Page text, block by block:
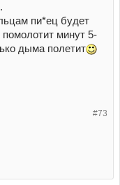
пи*ец будет
минут 5-
дыма полетит
#73